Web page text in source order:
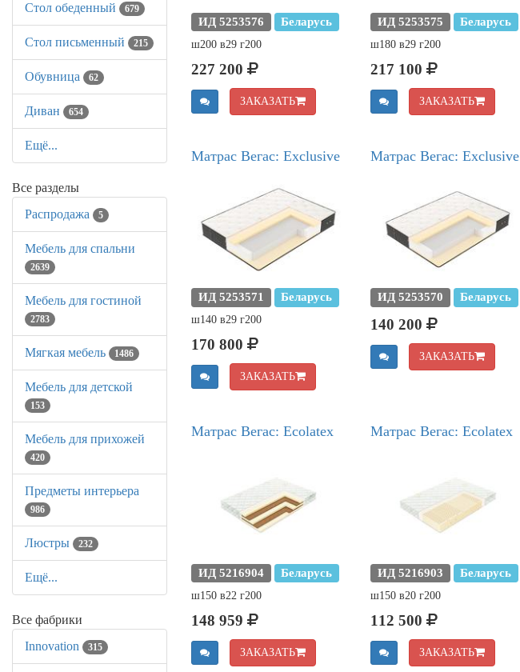
Стол обеденный 679
Стол письменный 215
Обувница 62
Диван 654
Ещё...
Все разделы
Распродажа
5
Мебель для спальни
2639
Мебель для гостиной
2783
Мягкая мебель 1486
Мебель для детской
153
Мебель для прихожей
420
Предметы интерьера
986
Люстры 232
Ещё...
Все фабрики
Innovation
315
ИД 5253576 Беларусь
ш200 в29 г200
227 200
ЗАКАЗАТЬ
ИД 5253575 Беларусь
ш180 в29 г200
217 100
ЗАКАЗАТЬ
Матрас Вегас: Exclusive
ИД 5253571 Беларусь
ш140 в29 г200
170 800
ЗАКАЗАТЬ
Матрас Вегас: Exclusive
ИД 5253570 Беларусь
140 200
ЗАКАЗАТЬ
Матрас Вегас: Ecolatex
ИД 5216904 Беларусь
ш150 в22 г200
148 959
ЗАКАЗАТЬ
Матрас Вегас: Ecolatex
ИД 5216903 Беларусь
ш150 в20 г200
112 500
ЗАКАЗАТЬ